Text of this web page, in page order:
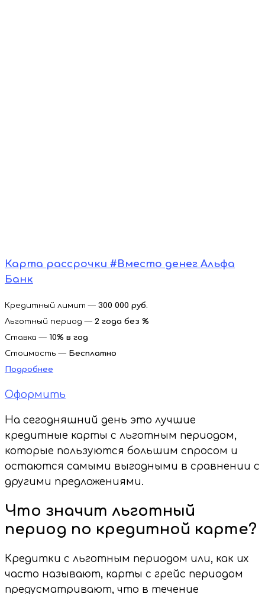
Карта рассрочки #Вместо денег Альфа
Банк
Кредитный лимит — 300 000 руб.
Льготный период — 2 года без %
Ставка — 10% в год
Стоимость — Бесплатно
Подробнее
Оформить
На сегодняшний день это лучшие
кредитные карты с льготным периодом,
которые пользуются большим спросом и
остаются самыми выгодными в сравнении с
другими предложениями.
Что значит льготный
период по кредитной карте?
Кредитки с льготным периодом или, как их
часто называют, карты с грейс периодом
предусматривают, что в течение